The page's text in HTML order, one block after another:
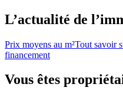
L’actualité de
Prix moyens au m²Tout savoir
financement
Vous êtes